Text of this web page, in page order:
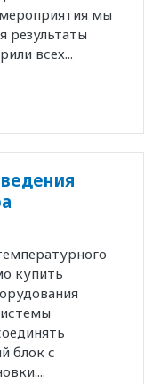
мы
результаты
всех...
купить
блок с